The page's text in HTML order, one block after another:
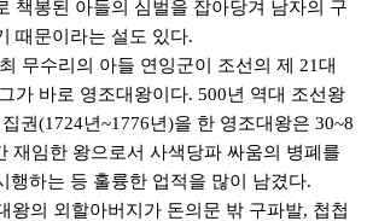
책봉된 아들의 심벌을 잡아당겨 남자의 구
때문이라는 설도 있다.
무수리의 아들 연잉군이 조선의 제 21대
가 바로 영조대왕이다. 500년 역대 조선왕
권(1724년~1776년)을 한 영조대왕은 30~8
재임한 왕으로서 사색당파 싸움의 병폐를
행하는 등 훌륭한 업적을 많이 남겼다.
의 외할아버지가 돈의문 밖 구파발, 첩첩